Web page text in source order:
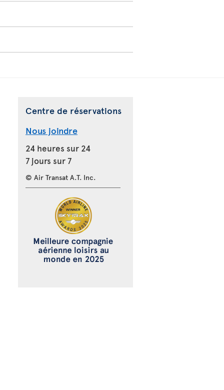
Centre de réservations
Nous joindre
24 heures sur 24
7 jours sur 7
© Air Transat A.T. Inc.